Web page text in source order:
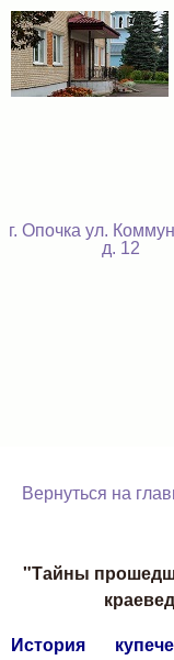
г. Опочка ул.
д. 12
Вернуться на
"Тайны
История